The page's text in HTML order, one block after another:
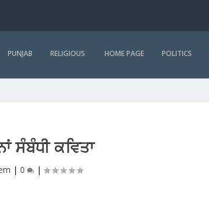
PUNJAB RELIGIOUS HOME PAGE POLITICS
ਸੰਬੰਧੀ ਕਵਿਤਾ
|0 |